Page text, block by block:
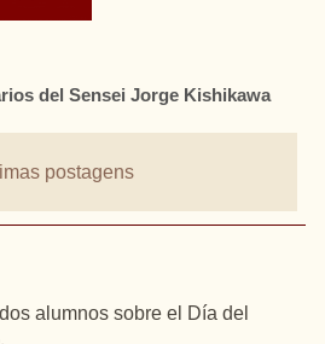
del Sensei Jorge Kishikawa
postagens
alumnos sobre el Día del